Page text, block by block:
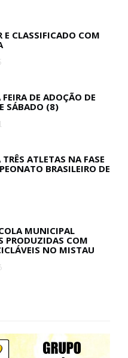
E CLASSIFICADO COM
DE ADOÇÃO DE
SÁBADO (8)
ATLETAS NA FASE
BRASILEIRO DE
MUNICIPAL
PRODUZIDAS COM
NO MISTAU